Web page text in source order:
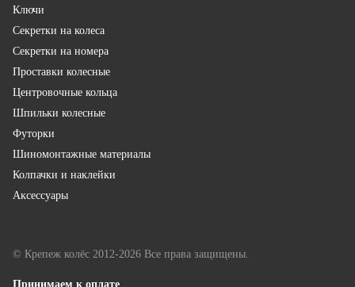
Ключи
Секретки на колеса
Секретки на номера
Проставки колесные
Центровочные кольца
Шпильки колесные
Футорки
Шиномонтажные материалы
Колпачки и наклейки
Аксессуары
© Крепеж колёс 2012-2026 Все права защищены.
Принимаем к оплате